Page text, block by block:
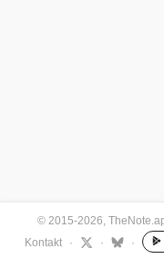
© 2015-2026,
Kontakt
· · ·